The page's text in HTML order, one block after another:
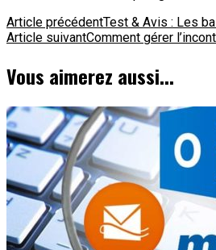
Navigation
d'article
Article précédentTest & Avis : Les
Article suivantComment gérer
Vous aimerez aussi...